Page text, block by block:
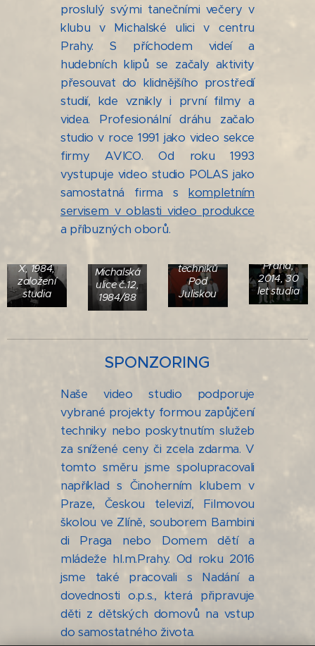
proslulý svými tanečními večery v
klubu v Michalské ulici v centru
Prahy. S příchodem videí a
hudebních klipů se začaly aktivity
přesouvat do klidnějšího prostředí
studií, kde vznikly i první filmy a
videa. Profesionální dráhu začalo
studio v roce 1991 jako video sekce
firmy AVICO. Od roku 1993
vystupuje video studio POLAS jako
samostatná firma skompletním
servisem v oblasti video produkce
a příbuzných oborů.
X, 1984,
založení
studia
v klubu
Michalská
ulice č.12,
1984/88
"Tryzna"
k výročí
10 let
techniků
Pod
Juliskou
Praha,
2014, 30
let studia
SPONZORING
Naše video studio podporuje
vybrané projekty formou zapůjčení
techniky nebo poskytnutím služeb
za snížené ceny či zcela zdarma. V
tomto směru jsme spolupracovali
například s Činoherním klubem v
Praze, Českou televizí, Filmovou
školou ve Zlíně, souborem Bambini
di Praga nebo Domem dětí a
mládeže hl.m.Prahy. Od roku 2016
jsme také pracovali s Nadání a
dovednosti o.p.s., která připravuje
děti z dětských domovů na vstup
do samostatného života.